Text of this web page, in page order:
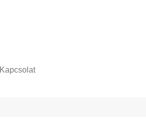
Kapcsolat